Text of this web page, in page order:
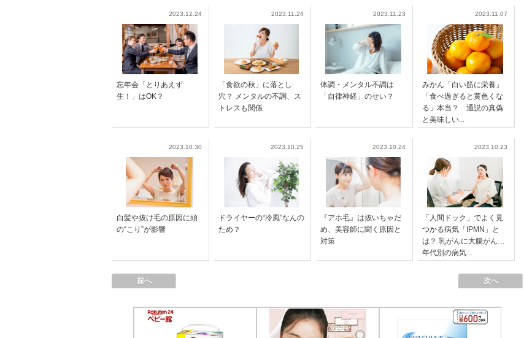
2023.12.24
忘年会「とりあえず
生！」はOK？
2023.11.24
「食欲の秋」に落とし
穴？ メンタルの不調、ス
トレスも関係
2023.11.23
体調・メンタル不調は
「自律神経」のせい？
2023.11.07
みかん「白い筋に栄養」
「食べ過ぎると黄色くな
る」本当？ 通説の真偽
と美味しい...
2023.10.30
白髪や抜け毛の原因に頭
の“こり”が影響
2023.10.25
ドライヤーの“冷風”なんの
ため？
2023.10.24
『アホ毛』は抜いちゃだ
め、美容師に聞く原因と
対策
2023.10.23
「人間ドック」でよく見
つかる病気「IPMN」と
は？ 乳がんに大腸がん…
年代別の病気...
前へ 次へ